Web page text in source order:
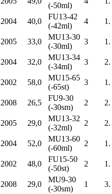
(-50ml)
2004 40,0
FU13-42
(-42ml)
4 1.
2005 33,0
MU13-30
(-30ml)
3 1.
2004 32,0
MU13-34
(-34ml)
3 2.
2002 58,0
MU15-65
(-65st)
3 1.
2008 26,5
FU9-30
(-30sm)
2 2.
2005 29,0
MU13-32
(-32ml)
2 2.
2004 52,0
MU13-60
(-60ml)
2 1.
2002 48,0
FU15-50
(-50st)
2 1.
2008 29,0
MU9-30
(-30sm)
1 3.